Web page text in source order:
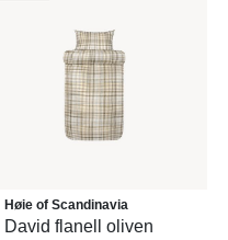
Høie of Scandinavia
David flanell oliven